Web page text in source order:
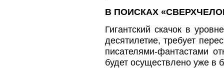
В ПОИСКАХ
Гигантский скачок в
десятилетие, требует
писателями-фантастами
будет осуществлено уже в